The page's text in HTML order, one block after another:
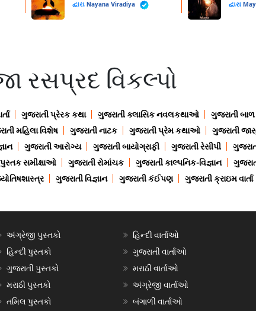
દ્વારા Nayana Viradiya દ્વારા
રસપ્રદ વિકલ્પો
ગુજરાતી પ્રેરક કથા ગુજરાતી ક્લાસિક નવલકથાઓ ગુજરાતી બાળ
મહિલા વિશેષ ગુજરાતી નાટક ગુજરાતી પ્રેમ કથાઓ ગુજરાતી
ગુજરાતી આરોગ્ય ગુજરાતી બાયોગ્રાફી ગુજરાતી રેસીપી
સમીક્ષાઓ ગુજરાતી રોમાંચક ગુજરાતી કાલ્પનિક-વિજ્ઞાન
ગુજરાતી વિજ્ઞાન ગુજરાતી કંઈપણ ગુજરાતી ક્રાઇમ વાર્તા
અંગ્રેજી પુસ્તકો
હિન્દી પુસ્તકો
ગુજરાતી પુસ્તકો
મરાઠી પુસ્તકો
તમિલ પુસ્તકો
હિન્દી વાર્તાઓ
ગુજરાતી વાર્તાઓ
મરાઠી વાર્તાઓ
અંગ્રેજી વાર્તાઓ
બંગાળી વાર્તાઓ